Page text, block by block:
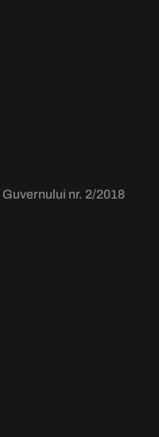
nr. 2/2018